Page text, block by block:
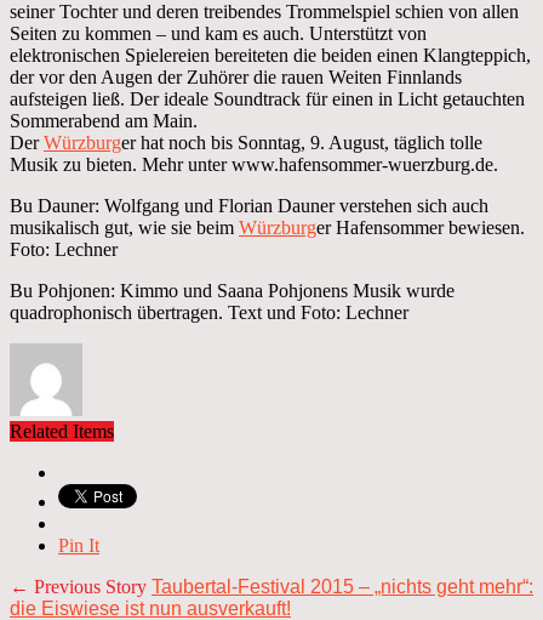
seiner Tochter und deren treibendes Trommelspiel schien von allen
Seiten zu kommen – und kam es auch. Unterstützt von
elektronischen Spielereien bereiteten die beiden einen Klangteppich,
der vor den Augen der Zuhörer die rauen Weiten Finnlands
aufsteigen ließ. Der ideale Soundtrack für einen in Licht getauchten
Sommerabend am Main.
DerWürzburger hat noch bis Sonntag, 9. August, täglich tolle
Musik zu bieten. Mehr unter www.hafensommer-wuerzburg.de.
Bu Dauner: Wolfgang und Florian Dauner verstehen sich auch
musikalisch gut, wie sie beim Würzburger Hafensommer bewiesen.
Foto: Lechner
Bu Pohjonen: Kimmo und Saana Pohjonens Musik wurde
quadrophonisch übertragen. Text und Foto: Lechner
Related Items
Pin It
← Previous Story Taubertal-Festival 2015 – „nichts geht mehr“:
die Eiswiese ist nun ausverkauft!